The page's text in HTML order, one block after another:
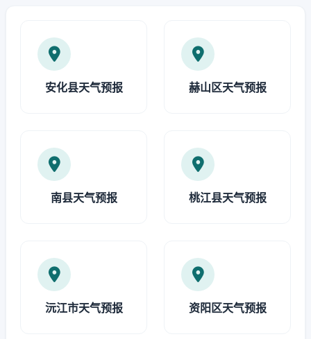
安化县天气预报 赫山区天气预报
南县天气预报 桃江县天气预报
沅江市天气预报 资阳区天气预报